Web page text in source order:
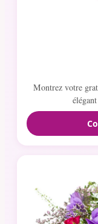
Montrez votre